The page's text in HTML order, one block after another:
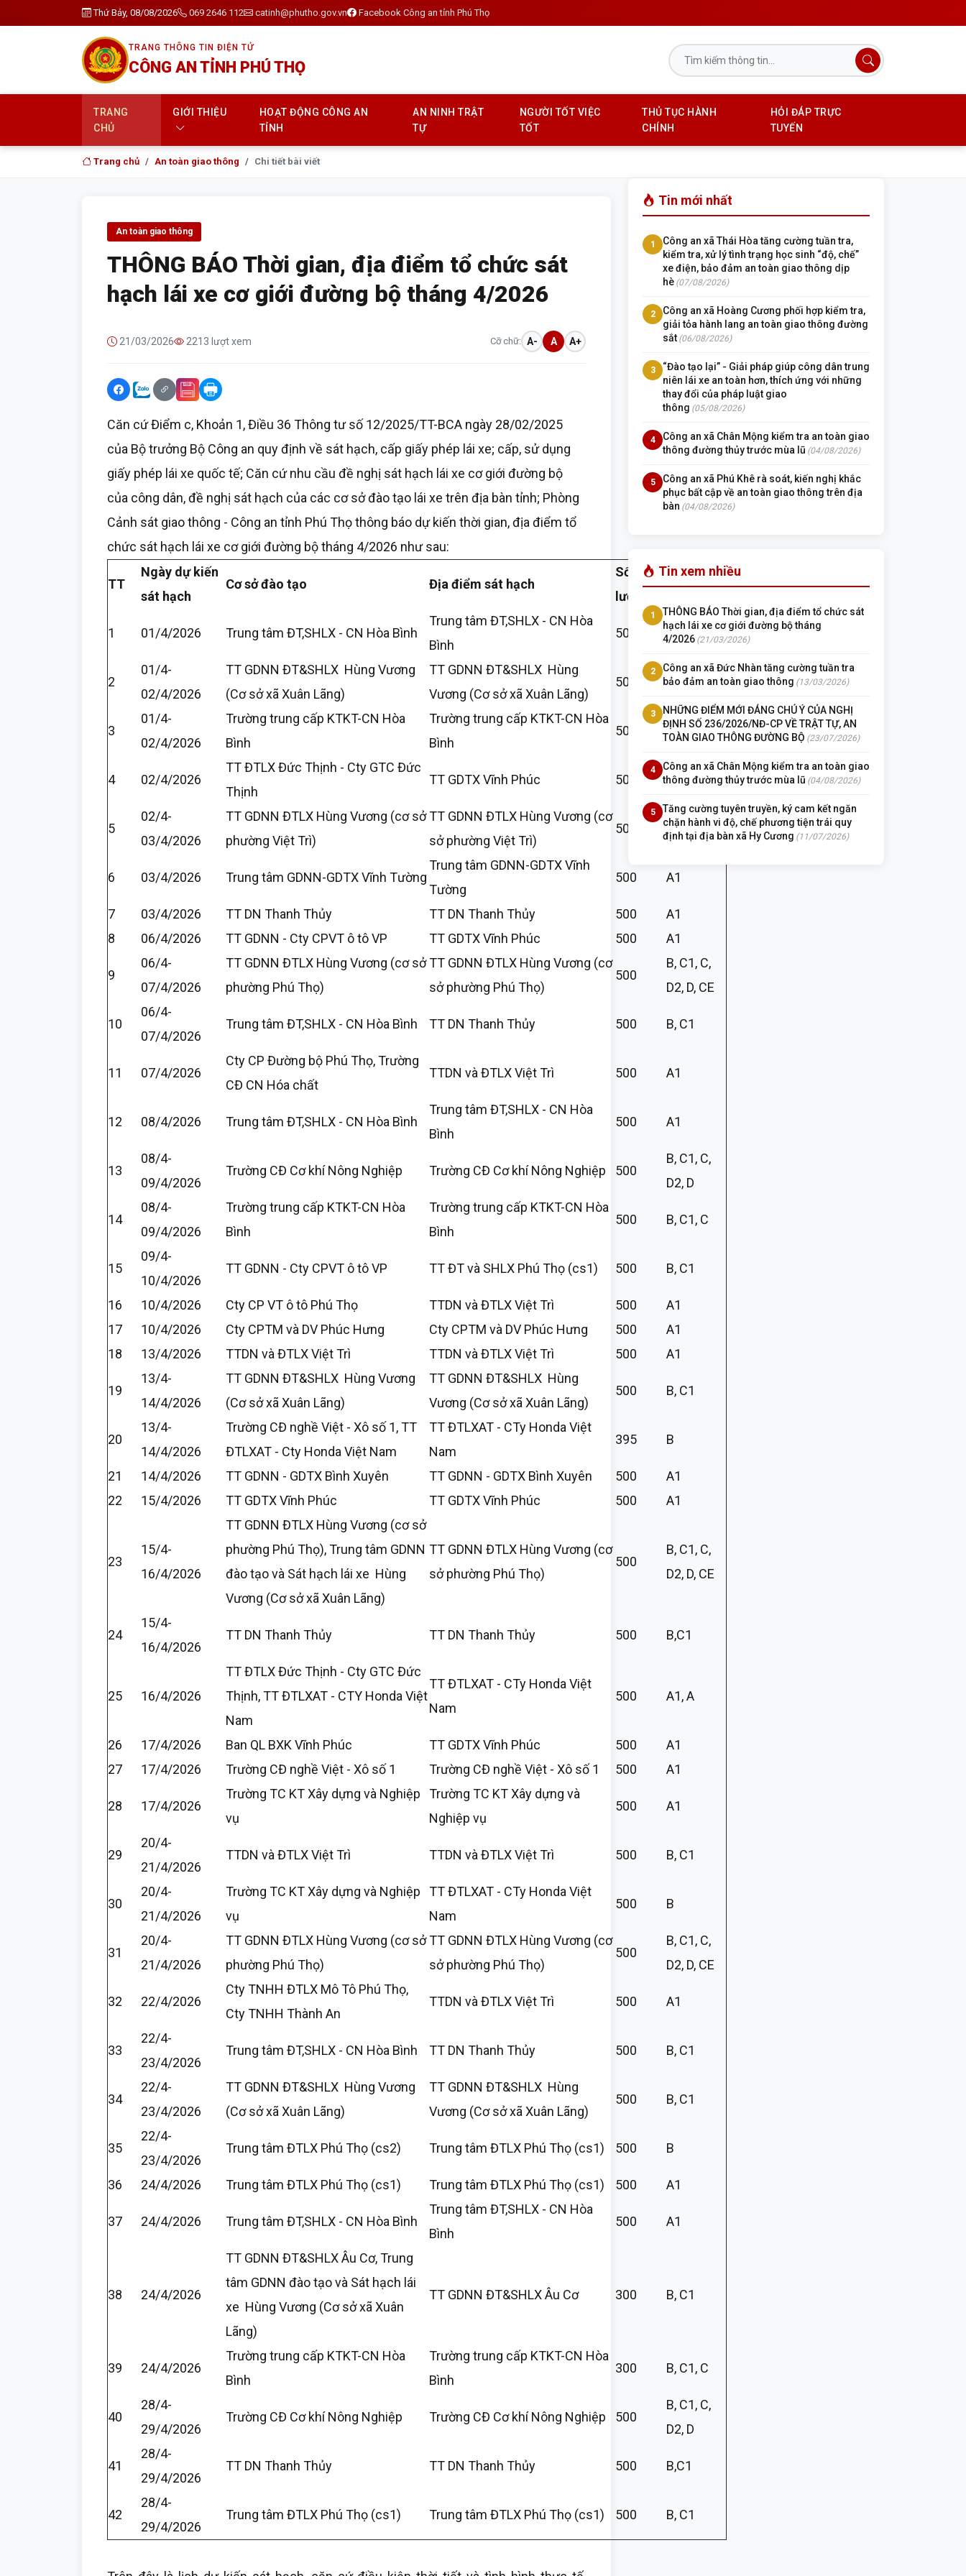
Thứ Bảy, 08/08/2026 069 2646 112 catinh@phutho.gov.vn Facebook Công an tỉnh Phú Thọ
TRANG THÔNG TIN ĐIỆN TỬ
CÔNG AN TỈNH PHÚ THỌ
TRANG
CHỦ
GIỚI THIỆU
HOẠT ĐỘNG CÔNG AN
TỈNH
AN NINH TRẬT
TỰ
NGƯỜI TỐT VIỆC
TỐT
THỦ TỤC HÀNH
CHÍNH
HỎI ĐÁP TRỰC
TUYẾN
Trang chủ An toàn giao thông Chi tiết bài viết
An toàn giao thông
THÔNG BÁO Thời gian, địa điểm tổ chức sát
hạch lái xe cơ giới đường bộ tháng 4/2026
21/03/2026 2213 lượt xem Cỡ chữ: A- A A+
Căn cứ Điểm c, Khoản 1, Điều 36 Thông tư số 12/2025/TT-BCA ngày 28/02/2025
của Bộ trưởng Bộ Công an quy định về sát hạch, cấp giấy phép lái xe; cấp, sử dụng
giấy phép lái xe quốc tế; Căn cứ nhu cầu đề nghị sát hạch lái xe cơ giới đường bộ
của công dân, đề nghị sát hạch của các cơ sở đào tạo lái xe trên địa bàn tỉnh; Phòng
Cảnh sát giao thông - Công an tỉnh Phú Thọ thông báo dự kiến thời gian, địa điểm tổ
chức sát hạch lái xe cơ giới đường bộ tháng 4/2026 như sau:
TT
Ngày dự kiến
sát hạch
Cơ sở đào tạo Địa điểm sát hạch
Số
lượng
Hạng
1 01/4/2026 Trung tâm ĐT,SHLX - CN Hòa Bình
Trung tâm ĐT,SHLX - CN Hòa
Bình
500 A1
2
01/4-
02/4/2026
TT GDNN ĐT&SHLX Hùng Vương
(Cơ sở xã Xuân Lãng)
TT GDNN ĐT&SHLX Hùng
Vương (Cơ sở xã Xuân Lãng)
500 B, C1
3
01/4-
02/4/2026
Trường trung cấp KTKT-CN Hòa
Bình
Trường trung cấp KTKT-CN Hòa
Bình
500
B, C1, C,
D2, D
4 02/4/2026
TT ĐTLX Đức Thịnh - Cty GTC Đức
Thịnh
TT GDTX Vĩnh Phúc 500 A1
5
02/4-
03/4/2026
TT GDNN ĐTLX Hùng Vương (cơ sở
phường Việt Trì)
TT GDNN ĐTLX Hùng Vương (cơ
sở phường Việt Trì)
500 B, C1
6 03/4/2026 Trung tâm GDNN-GDTX Vĩnh Tường
Trung tâm GDNN-GDTX Vĩnh
Tường
500 A1
7 03/4/2026 TT DN Thanh Thủy TT DN Thanh Thủy 500
A1
8
06/4/2026 TT GDNN - Cty CPVT ô tô VP TT GDTX Vĩnh Phúc 500 A1
9
06/4-
07/4/2026
TT GDNN ĐTLX Hùng Vương (cơ sở
phường Phú Thọ)
TT GDNN ĐTLX Hùng Vương (cơ
sở phường Phú Thọ)
500
B, C1, C,
D2, D, CE
10
06/4-
07/4/2026
Trung tâm ĐT,SHLX - CN Hòa Bình TT DN Thanh Thủy 500 B, C1
11 07/4/2026
Cty CP Đường bộ Phú Thọ, Trường
CĐ CN Hóa chất
TTDN và ĐTLX Việt Trì 500 A1
12 08/4/2026 Trung tâm ĐT,SHLX - CN Hòa Bình
Trung tâm ĐT,SHLX - CN Hòa
Bình
500 A1
13
08/4-
09/4/2026
Trường CĐ Cơ khí Nông Nghiệp Trường CĐ Cơ khí Nông Nghiệp 500
B, C1, C,
D2, D
14
08/4-
09/4/2026
Trường trung cấp KTKT-CN Hòa
Bình
Trường trung cấp KTKT-CN Hòa
Bình
500 B, C1, C
15
09/4-
10/4/2026
TT GDNN - Cty CPVT ô tô VP TT ĐT và SHLX Phú Thọ (cs1) 500 B, C1
16 10/4/2026 Cty CP VT ô tô Phú Thọ TTDN và ĐTLX Việt Trì 500
A1
17
10/4/2026 Cty CPTM và DV Phúc Hưng Cty CPTM và DV Phúc Hưng 500
A1
18
13/4/2026 TTDN và ĐTLX Việt Trì TTDN và ĐTLX Việt Trì 500 A1
19
13/4-
14/4/2026
TT GDNN ĐT&SHLX Hùng Vương
(Cơ sở xã Xuân Lãng)
TT GDNN ĐT&SHLX Hùng
Vương (Cơ sở xã Xuân Lãng)
500 B, C1
20
13/4-
14/4/2026
Trường CĐ nghề Việt - Xô số 1, TT
ĐTLXAT - Cty Honda Việt Nam
TT ĐTLXAT - CTy Honda Việt
Nam
395 B
21 14/4/2026 TT GDNN - GDTX Bình Xuyên TT GDNN - GDTX Bình Xuyên 500
A1
22
15/4/2026 TT GDTX Vĩnh Phúc TT GDTX Vĩnh Phúc 500 A1
23
15/4-
16/4/2026
TT GDNN ĐTLX Hùng Vương (cơ sở
phường Phú Thọ), Trung tâm GDNN
đào tạo và Sát hạch lái xe Hùng
Vương (Cơ sở xã Xuân Lãng)
TT GDNN ĐTLX Hùng Vương (cơ
sở phường Phú Thọ)
500
B, C1, C,
D2, D, CE
24
15/4-
16/4/2026
TT DN Thanh Thủy TT DN Thanh Thủy 500 B,C1
25 16/4/2026
TT ĐTLX Đức Thịnh - Cty GTC Đức
Thịnh, TT ĐTLXAT - CTY Honda Việt
Nam
TT ĐTLXAT - CTy Honda Việt
Nam
500 A1, A
26 17/4/2026 Ban QL BXK Vĩnh Phúc TT GDTX Vĩnh Phúc 500
A1
27
17/4/2026 Trường CĐ nghề Việt - Xô số 1 Trường CĐ nghề Việt - Xô số 1 500 A1
28 17/4/2026
Trường TC KT Xây dựng và Nghiệp
vụ
Trường TC KT Xây dựng và
Nghiệp vụ
500 A1
29
20/4-
21/4/2026
TTDN và ĐTLX Việt Trì TTDN và ĐTLX Việt Trì 500 B, C1
30
20/4-
21/4/2026
Trường TC KT Xây dựng và Nghiệp
vụ
TT ĐTLXAT - CTy Honda Việt
Nam
500 B
31
20/4-
21/4/2026
TT GDNN ĐTLX Hùng Vương (cơ sở
phường Phú Thọ)
TT GDNN ĐTLX Hùng Vương (cơ
sở phường Phú Thọ)
500
B, C1, C,
D2, D, CE
32 22/4/2026
Cty TNHH ĐTLX Mô Tô Phú Thọ,
Cty TNHH Thành An
TTDN và ĐTLX Việt Trì 500 A1
33
22/4-
23/4/2026
Trung tâm ĐT,SHLX - CN Hòa Bình TT DN Thanh Thủy 500 B, C1
34
22/4-
23/4/2026
TT GDNN ĐT&SHLX Hùng Vương
(Cơ sở xã Xuân Lãng)
TT GDNN ĐT&SHLX Hùng
Vương (Cơ sở xã Xuân Lãng)
500 B, C1
35
22/4-
23/4/2026
Trung tâm ĐTLX Phú Thọ (cs2) Trung tâm ĐTLX Phú Thọ (cs1) 500 B
36 24/4/2026 Trung tâm ĐTLX Phú Thọ (cs1) Trung tâm ĐTLX Phú Thọ (cs1) 500 A1
37 24/4/2026 Trung tâm ĐT,SHLX - CN Hòa Bình
Trung tâm ĐT,SHLX - CN Hòa
Bình
500 A1
38 24/4/2026
TT GDNN ĐT&SHLX Âu Cơ, Trung
tâm GDNN đào tạo và Sát hạch lái
xe Hùng Vương (Cơ sở xã Xuân
Lãng)
TT GDNN ĐT&SHLX Âu Cơ 300 B, C1
39 24/4/2026
Trường trung cấp KTKT-CN Hòa
Bình
Trường trung cấp KTKT-CN Hòa
Bình
300 B, C1, C
40
28/4-
29/4/2026
Trường CĐ Cơ khí Nông Nghiệp Trường CĐ Cơ khí Nông Nghiệp 500
B, C1, C,
D2, D
41
28/4-
29/4/2026
TT DN Thanh Thủy TT DN Thanh Thủy 500 B,C1
42
28/4-
29/4/2026
Trung tâm ĐTLX Phú Thọ (cs1) Trung tâm ĐTLX Phú Thọ (cs1) 500 B, C1
Tin mới nhất
1
Công an xã Thái Hòa tăng cường tuần tra,
kiểm tra, xử lý tình trạng học sinh “độ, chế”
xe điện, bảo đảm an toàn giao thông dịp
hè (07/08/2026)
2
Công an xã Hoàng Cương phối hợp kiểm tra,
giải tỏa hành lang an toàn giao thông đường
sắt (06/08/2026)
3
“Đào tạo lại” - Giải pháp giúp công dân trung
niên lái xe an toàn hơn, thích ứng với những
thay đổi của pháp luật giao
thông (05/08/2026)
4
Công an xã Chân Mộng kiểm tra an toàn giao
thông đường thủy trước mùa lũ (04/08/2026)
5
Công an xã Phú Khê rà soát, kiến nghị khắc
phục bất cập về an toàn giao thông trên địa
bàn (04/08/2026)
Tin xem nhiều
1
THÔNG BÁO Thời gian, địa điểm tổ chức sát
hạch lái xe cơ giới đường bộ tháng
4/2026 (21/03/2026)
2
Công an xã Đức Nhàn tăng cường tuần tra
bảo đảm an toàn giao thông (13/03/2026)
3
NHỮNG ĐIỂM MỚI ĐÁNG CHÚ Ý CỦA NGHỊ
ĐỊNH SỐ 236/2026/NĐ-CP VỀ TRẬT TỰ, AN
TOÀN GIAO THÔNG ĐƯỜNG BỘ (23/07/2026)
4
Công an xã Chân Mộng kiểm tra an toàn giao
thông đường thủy trước mùa lũ (04/08/2026)
5
Tăng cường tuyên truyền, ký cam kết ngăn
chặn hành vi độ, chế phương tiện trái quy
định tại địa bàn xã Hy Cương (11/07/2026)